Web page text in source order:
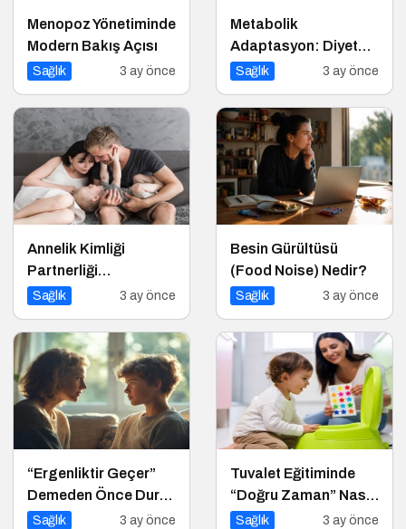
Menopoz Yönetiminde
Modern Bakış Açısı
Sağlık 3 ay önce
Metabolik
Adaptasyon: Diyet
Yaptıkça Neden Kilo
Sağlık 3 ay önce
Annelik Kimliği
Partnerliği
Gölgelemesin
Sağlık 3 ay önce
Besin Gürültüsü
(Food Noise) Nedir?
Sağlık 3 ay önce
“Ergenliktir Geçer”
Demeden Önce Durun
ve Dinleyin
Sağlık 3 ay önce
Tuvalet Eğitiminde
“Doğru Zaman” Nasıl
Anlaşılır?
Sağlık 3 ay önce